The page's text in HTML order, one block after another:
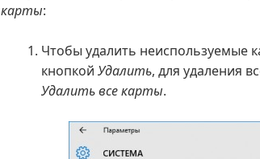
карты:
Чтобы удалить неиспользуемые
кнопкой Удалить, для удаления
Удалить все карты.